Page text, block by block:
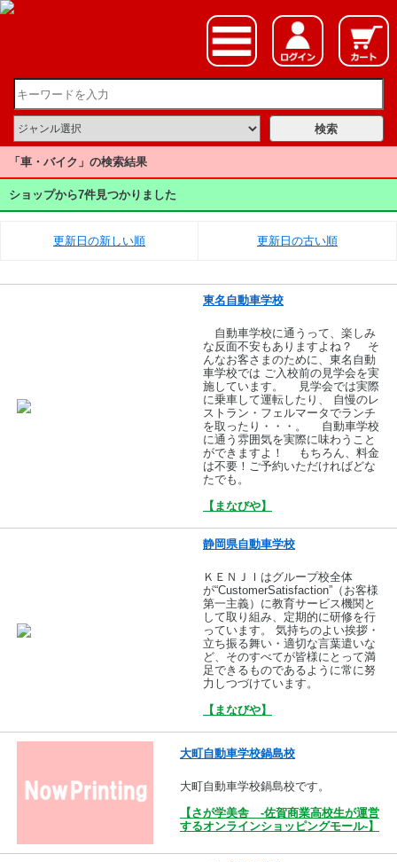
「車・バイク」の検索結果
ショップから7件見つかりました
更新日の新しい順 更新日の古い順
東名自動車学校
自動車学校に通うって、楽しみ
な反面不安もありますよね？ そ
んなお客さまのために、東名自動
車学校では ご入校前の見学会を実
施しています。 見学会では実際
に乗車して運転したり、 自慢のレ
ストラン・フェルマータでランチ
を取ったり・・・。 自動車学校
に通う雰囲気を実際に味わうこと
ができますよ！ もちろん、料金
は不要！ご予約いただければどな
たでも。
【まなびや】
静岡県自動車学校
ＫＥＮＪＩはグループ校全体
が“CustomerSatisfaction”（お客様
第一主義）に教育サービス機関と
して取り組み、定期的に研修を行
っています。 気持ちのよい挨拶・
立ち振る舞い・適切な言葉遣いな
ど、そのすべてが皆様にとって満
足できるものであるように常に努
力しつづけています。
【まなびや】
大町自動車学校鍋島校
大町自動車学校鍋島校です。
【さが学美舎 -佐賀商業高校生が運営
するオンラインショッピングモール-】